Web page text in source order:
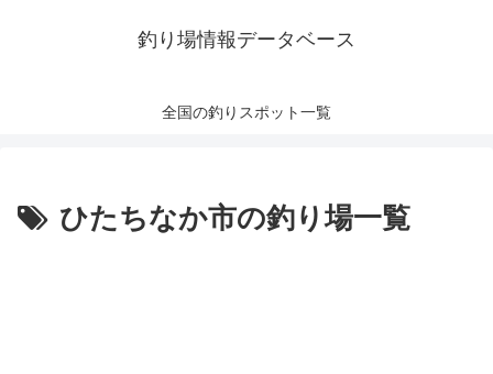
釣り場情報データベース
全国の釣りスポット一覧
ひたちなか市の釣り場一覧